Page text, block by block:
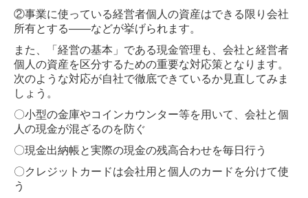
②事業に使っている経営者個人の資産はできる限り会社
所有とする――などが挙げられます。
また、「経営の基本」である現金管理も、会社と経営者
個人の資産を区分するための重要な対応策となります。
次のような対応が自社で徹底できているか見直してみま
しょう。
〇小型の金庫やコインカウンター等を用いて、会社と個
人の現金が混ざるのを防ぐ
〇現金出納帳と実際の現金の残高合わせを毎日行う
〇クレジットカードは会社用と個人のカードを分けて使
う